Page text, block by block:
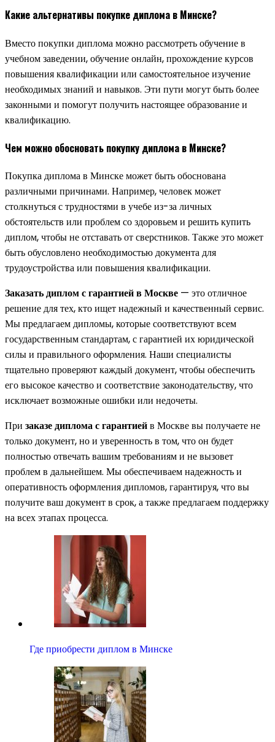
Какие альтернативы покупке диплома в Минске?
Вместо покупки диплома можно рассмотреть обучение в
учебном заведении, обучение онлайн, прохождение курсов
повышения квалификации или самостоятельное изучение
необходимых знаний и навыков. Эти пути могут быть более
законными и помогут получить настоящее образование и
квалификацию.
Чем можно обосновать покупку диплома в Минске?
Покупка диплома в Минске может быть обоснована
различными причинами. Например, человек может
столкнуться с трудностями в учебе из-за личных
обстоятельств или проблем со здоровьем и решить купить
диплом, чтобы не отставать от сверстников. Также это может
быть обусловлено необходимостью документа для
трудоустройства или повышения квалификации.
Заказать диплом с гарантией в Москве — это отличное
решение для тех, кто ищет надежный и качественный сервис.
Мы предлагаем дипломы, которые соответствуют всем
государственным стандартам, с гарантией их юридической
силы и правильного оформления. Наши специалисты
тщательно проверяют каждый документ, чтобы обеспечить
его высокое качество и соответствие законодательству, что
исключает возможные ошибки или недочеты.
При заказе диплома с гарантиейв Москве вы получаете не
только документ, но и уверенность в том, что он будет
полностью отвечать вашим требованиям и не вызовет
проблем в дальнейшем. Мы обеспечиваем надежность и
оперативность оформления дипломов, гарантируя, что вы
получите ваш документ в срок, а также предлагаем поддержку
на всех этапах процесса.
Где приобрести диплом в Минске